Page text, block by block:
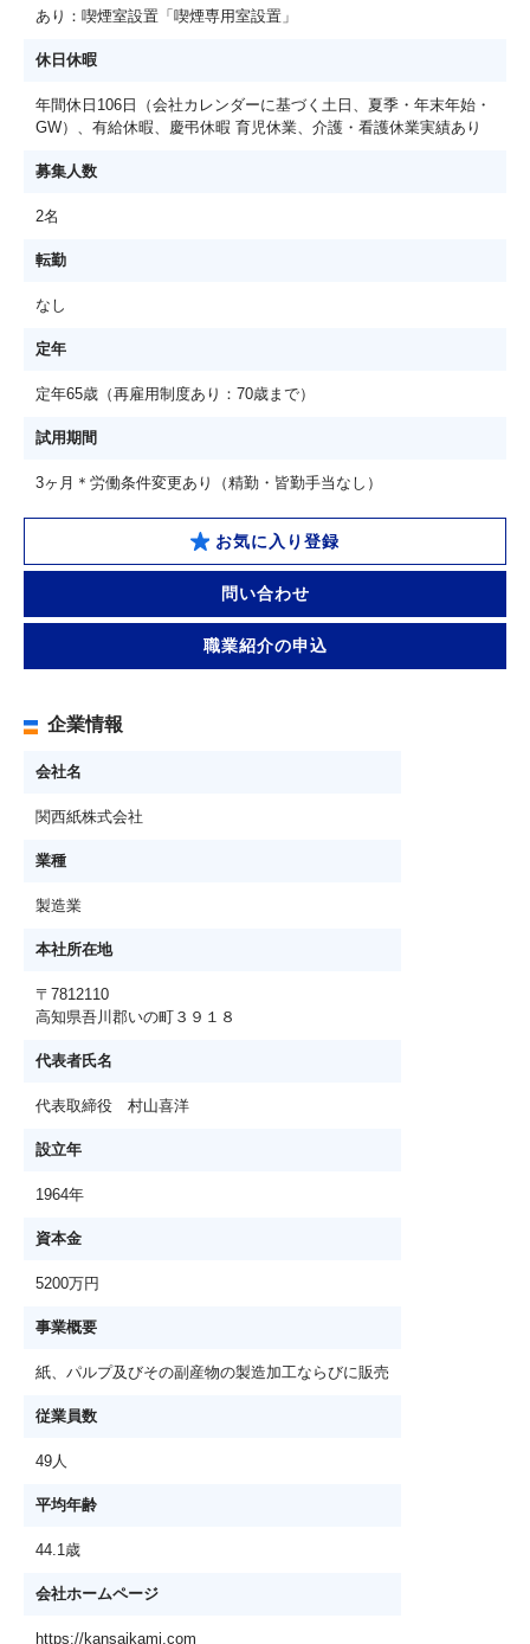
あり：喫煙室設置「喫煙専用室設置」
休日休暇
年間休日106日（会社カレンダーに基づく土日、夏季・年末年始・
GW）、有給休暇、慶弔休暇 育児休業、介護・看護休業実績あり
募集人数
2名
転勤
なし
定年
定年65歳（再雇用制度あり：70歳まで）
試用期間
3ヶ月＊労働条件変更あり（精勤・皆勤手当なし）
お気に入り登録
問い合わせ
職業紹介の申込
企業情報
会社名
関西紙株式会社
業種
製造業
本社所在地
〒7812110
高知県吾川郡いの町３９１８
代表者氏名
代表取締役 村山喜洋
設立年
1964年
資本金
5200万円
事業概要
紙、パルプ及びその副産物の製造加工ならびに販売
従業員数
49人
平均年齢
44.1歳
会社ホームページ
https://kansaikami.com